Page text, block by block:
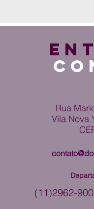
Rua
Vila Nova
(11)2962-